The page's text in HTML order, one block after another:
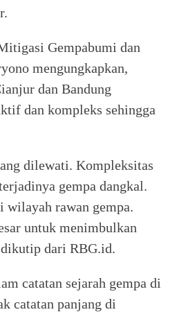
Gempabumi dan
mengungkapkan,
dan Bandung
dan kompleks sehingga
dilewati. Kompleksitas
gempa dangkal.
wilayah rawan gempa.
untuk menimbulkan
dari RBG.id.
catatan sejarah gempa di
catatan panjang di